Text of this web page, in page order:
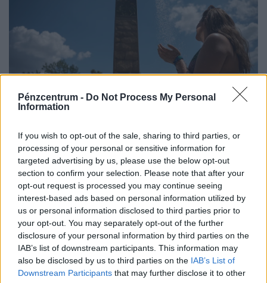
Pénzcentrum - Do Not Process My Personal
Information
If you wish to opt-out of the sale, sharing to third parties, or
processing of your personal or sensitive information for
targeted advertising by us, please use the below opt-out
section to confirm your selection. Please note that after your
opt-out request is processed you may continue seeing
interest-based ads based on personal information utilized by
us or personal information disclosed to third parties prior to
your opt-out. You may separately opt-out of the further
disclosure of your personal information by third parties on the
IAB’s list of downstream participants. This information may
also be disclosed by us to third parties on the IAB’s List of
Downstream Participants that may further disclose it to other
Bejelentette az Országos Tisztifőorvos:
az enyülés
A hőség miatt továbbra is fokozott a szabadtéri tüzek
kialakulásának veszélye.